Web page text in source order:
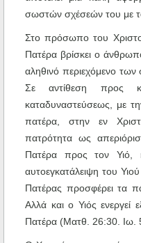
σωστών σχέσεών του με
Στο πρόσωπο του
Πατέρα βρίσκει ο
αληθινό περιεχόμενο
Σε αντίθεση προς
καταδυναστεύσεως, με
πατέρα, στην εν
πατρότητα ως
Πατέρα προς τον Υιό,
αυτοεγκατάλειψη του
Πατέρας προσφέρει τα
Αλλά και ο Υιός ενεργεί
Πατέρα (Ματθ. 26:30. Ιω.